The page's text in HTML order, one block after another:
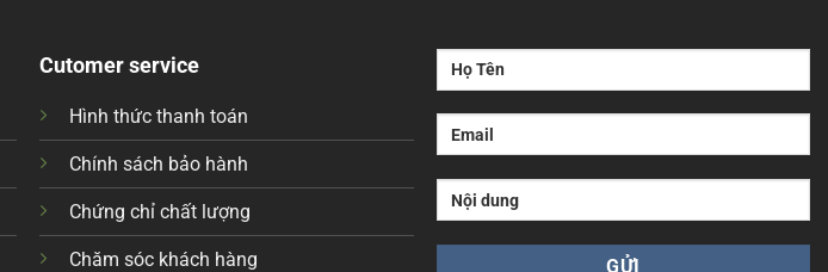
Cutomer service
Hình thức thanh toán
Chính sách bảo hành
Chứng chỉ chất lượng
Chăm sóc khách hàng